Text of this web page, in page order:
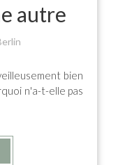
autre
bien
n'a-t-elle pas